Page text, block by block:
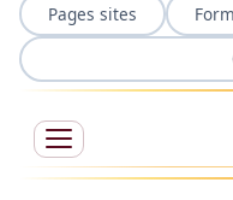
Pages sites